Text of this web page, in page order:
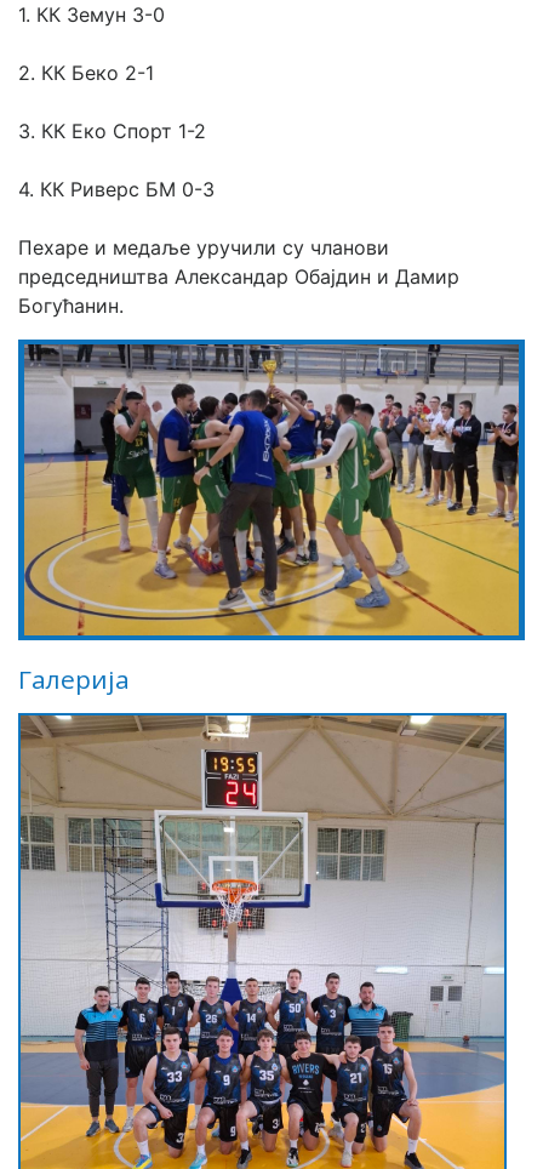
1. КК Земун 3-0
2. КК Беко 2-1
3. КК Еко Спорт 1-2
4. КК Риверс БМ 0-3
Пехаре и медаље уручили су чланови
председништва Александар Обајдин и Дамир
Богућанин.
Галерија